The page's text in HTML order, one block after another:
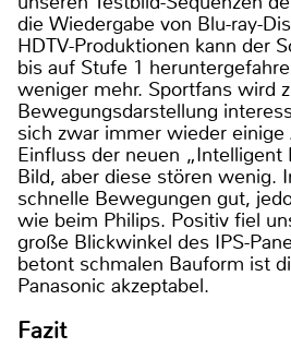
die Wiedergabe von Blu-ray-
HDTV-Produktionen kann der
bis auf Stufe 1
weniger mehr. Sportfans wird
Bewegungsdarstellung
sich zwar immer wieder
Einfluss der neuen „Intelligent
Bild, aber diese stören wenig.
schnelle Bewegungen gut,
wie beim Philips. Positiv fiel
große Blickwinkel des IPS-
betont schmalen Bauform ist
Panasonic akzeptabel.
Fazit